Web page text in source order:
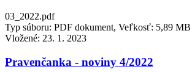
03_2022.pdf
Typ súboru: PDF dokument, Veľkosť: 5,89 MB
Vložené: 23. 1. 2023
Pravenčanka - noviny 4/2022